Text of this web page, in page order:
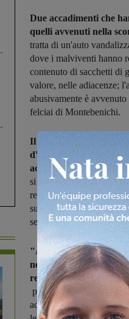
Due accadimenti che
quelli avvenuti nella
tratta di un'auto
dove i malviventi hanno
contenuto di sacchetti di
valore, nelle adiacenze;
abusivamente è
felciai di Montebenichi.
Il comune si è
d'inciviltà rimuovendo
accertamenti sui rifiuti
si è premurato di
responsabile della
suo rammarico per
segnalazioni.
"Abbiamo provveduto
nell'altro caso stiamo
responsabilità per il
provvederemo per
adesso supponiamo che